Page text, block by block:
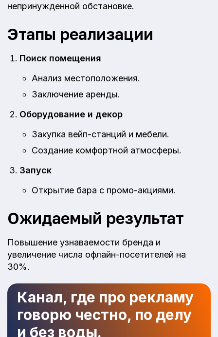
непринужденной обстановке.
Этапы реализации
Поиск помещения
Анализ местоположения.
Заключение аренды.
Оборудование и декор
Закупка вейп-станций и мебели.
Создание комфортной атмосферы.
Запуск
Открытие бара с промо-акциями.
Ожидаемый результат
Повышение узнаваемости бренда и
увеличение числа офлайн-посетителей на
30%.
Канал, где про рекламу
говорю честно, по делу
и без воды.